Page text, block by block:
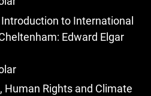
to International
Edward Elgar
Human Rights and Climate